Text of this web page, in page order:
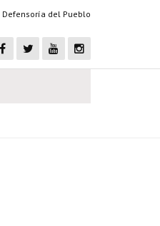
Defensoría del Pueblo